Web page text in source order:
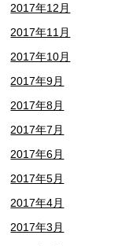
2017年12月
2017年11月
2017年10月
2017年9月
2017年8月
2017年7月
2017年6月
2017年5月
2017年4月
2017年3月